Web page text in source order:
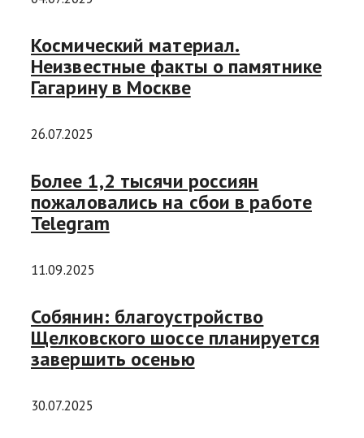
Космический материал.
Неизвестные факты о памятнике
Гагарину в Москве
26.07.2025
Более 1,2 тысячи россиян
пожаловались на сбои в работе
Telegram
11.09.2025
Собянин: благоустройство
Щелковского шоссе планируется
завершить осенью
30.07.2025